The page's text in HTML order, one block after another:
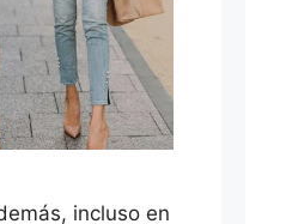
incluso en